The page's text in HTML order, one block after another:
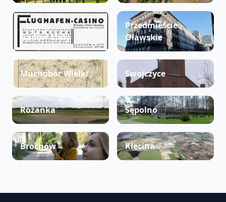
Gądów Mały
Przedmieście
Oławskie
Muchobór Wielki Swojczyce
Różanka Sępolno
Brochów Klecina